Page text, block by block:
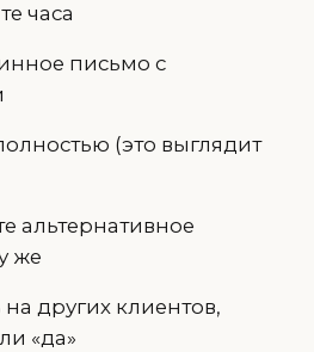
часа
письмо с
(это выглядит
альтернативное
же
других клиентов,
«да»